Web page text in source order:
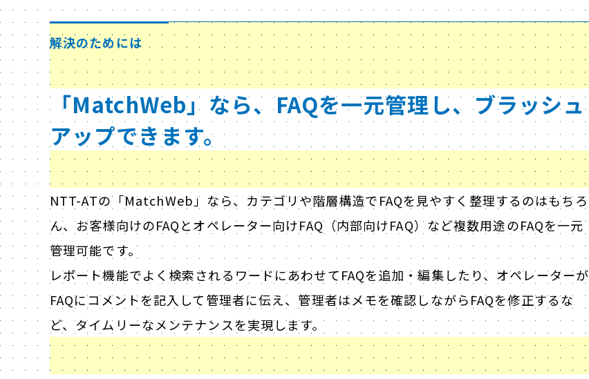
解決のためには
「MatchWeb」なら、FAQを一元管理し、ブラッシュ
アップできます。
NTT-ATの「MatchWeb」なら、カテゴリや階層構造でFAQを見やすく整理するのはもちろ
ん、お客様向けのFAQとオペレーター向けFAQ（内部向けFAQ）など複数用途のFAQを一元
管理可能です。
レポート機能でよく検索されるワードにあわせてFAQを追加・編集したり、オペレーターが
FAQにコメントを記入して管理者に伝え、管理者はメモを確認しながらFAQを修正するな
ど、タイムリーなメンテナンスを実現します。